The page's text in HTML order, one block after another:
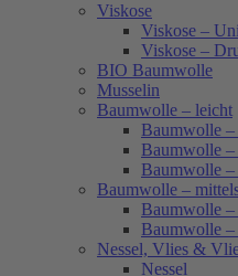
Viskose
Viskose – Uni
Viskose –
BIO Baumwolle
Musselin
Baumwolle – leicht
Baumwolle
Baumwolle
Baumwolle
Baumwolle –
Baumwolle
Baumwolle
Nessel, Vlies &
Nessel